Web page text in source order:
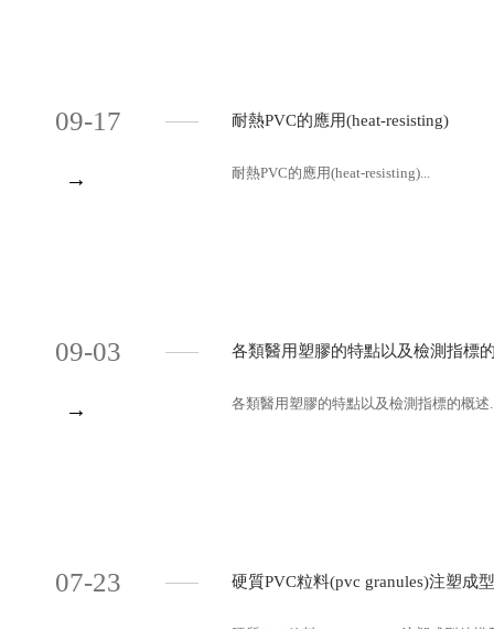
09-17
→
耐熱PVC的應用(heat-resisting)
耐熱PVC的應用(heat-resisting)...
09-03
→
各類醫用塑膠的特點以及檢測指標
各類醫用塑膠的特點以及檢測指標的概述
07-23 硬質PVC粒料(pvc granules)注塑成